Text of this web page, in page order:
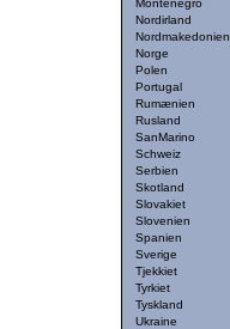
Montenegro
Nordirland
Nordmakedonien
Norge
Polen
Portugal
Rumænien
Rusland
SanMarino
Schweiz
Serbien
Skotland
Slovakiet
Slovenien
Spanien
Sverige
Tjekkiet
Tyrkiet
Tyskland
Ukraine